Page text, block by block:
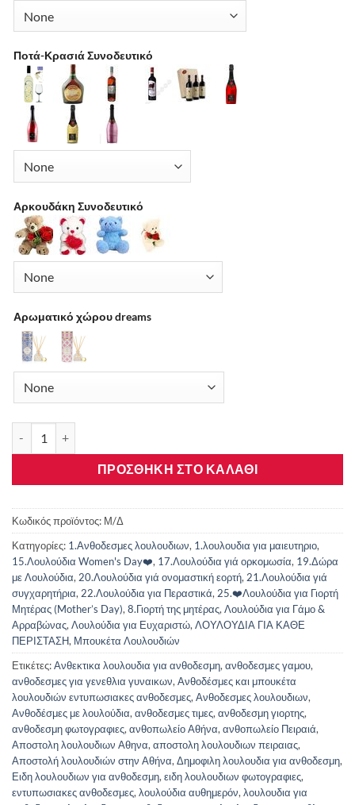
Ποτά-Κρασιά Συνοδευτικό
Αρκουδάκη Συνοδευτικό
Αρωματικό χώρου dreams
ΠΡΟΣΘΉΚΗ ΣΤΟ ΚΑΛΆΘΙ
Κωδικός προϊόντος: Μ/Δ
Κατηγορίες: 1.Ανθοδεσμες λουλουδιων, 1.λουλουδια για μαιευτηριο,
15.Λουλούδια Women's Day❤️, 17.Λουλούδια γιά ορκομωσία, 19.Δώρα
με Λουλούδια, 20.Λουλούδια γιά ονομαστική εορτή, 21.Λουλούδια γιά
συγχαρητήρια, 22.Λουλούδια για Περαστικά, 25.❤️Λουλούδια για Γιορτή
Μητέρας (Mother’s Day), 8.Γιορτή της μητέρας, Λουλούδια για Γάμο &
Αρραβώνας, Λουλούδια για Ευχαριστώ, ΛΟΥΛΟΥΔΙΑ ΓΙΑ ΚΑΘΕ
ΠΕΡΙΣΤΑΣΗ, Μπουκέτα Λουλουδιών
Ετικέτες:Ανθεκτικα λουλουδια για ανθοδεσμη, ανθοδεσμες γαμου,
ανθοδεσμες για γενεθλια γυναικων, Ανθοδέσμες και μπουκέτα
λουλουδιών εντυπωσιακες ανθοδεσμες, Ανθοδεσμες λουλουδιων,
Ανθοδέσμες με λουλούδια, ανθοδεσμες τιμες, ανθοδεσμη γιορτης,
ανθοδεσμη φωτογραφιες, ανθοπωλείο Αθήνα, ανθοπωλείο Πειραιά,
Αποστολη λουλουδιων Αθηνα, αποστολη λουλουδιων πειραιας,
Αποστολή λουλουδιών στην Αθήνα, Δημοφιλη λουλουδια για ανθοδεσμη,
Ειδη λουλουδιων για ανθοδεσμη, ειδη λουλουδιων φωτογραφιες,
εντυπωσιακες ανθοδεσμες, λουλούδια αυθημερόν, λουλουδια για